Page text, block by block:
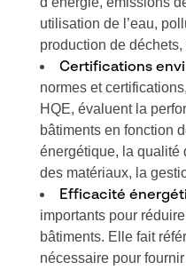
utilisation de l’eau,
production de déchets,
Certifications
normes et
HQE, évaluent la
bâtiments en fonction
énergétique, la qualité
des matériaux, la
Efficacité
importants pour
bâtiments. Elle fait
nécessaire pour